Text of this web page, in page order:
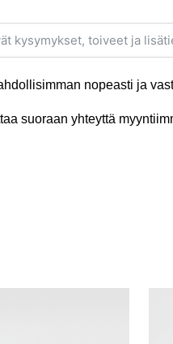
nopeasti ja
suoraan yhteyttä